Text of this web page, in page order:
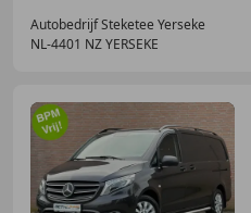
Autobedrijf Steketee Yerseke
NL-4401 NZ YERSEKE